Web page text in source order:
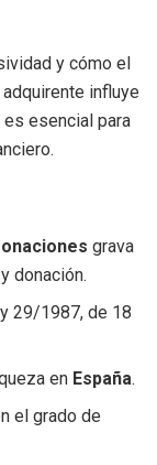
y cómo el
influye
esencial para
grava
donación.
29/1987, de 18
en España.
el grado de